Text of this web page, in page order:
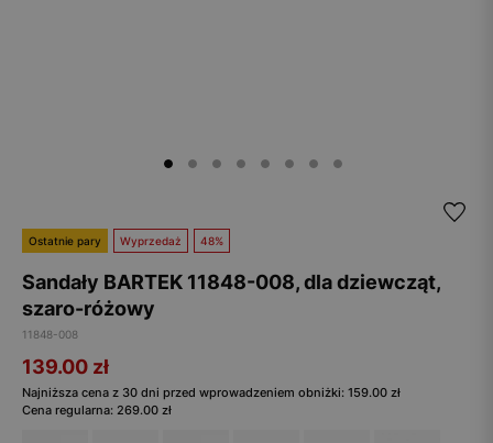
Ostatnie pary Wyprzedaż 48%
Sandały BARTEK 11848-008, dla dziewcząt,
szaro-różowy
11848-008
139.00 zł
Najniższa cena z 30 dni przed wprowadzeniem obniżki: 159.00 zł
Cena regularna: 269.00 zł